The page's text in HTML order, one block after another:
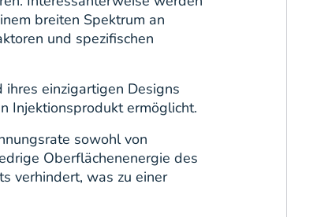
breiten Spektrum an
und spezifischen
einzigartigen Designs
Injektionsprodukt ermöglicht.
sowohl von
Oberflächenenergie des
verhindert, was zu einer